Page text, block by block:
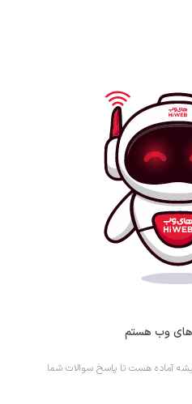
وب هستم
آماده هست تا پاسخ سوالات شما